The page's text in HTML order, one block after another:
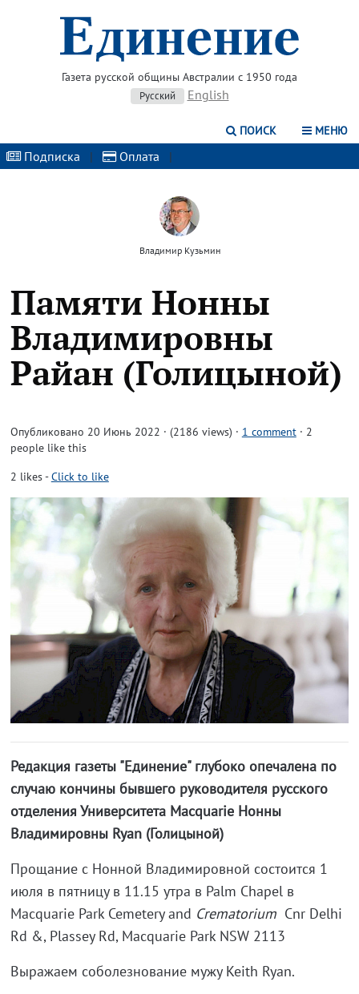
Газета русской общины Австралии с 1950 года
Русский English
ПОИСК МЕНЮ
Подписка | Оплата |
Владимир Кузьмин
Памяти Нонны
Владимировны
Райан (Голицыной)
Опубликовано 20 Июнь 2022 · (2186 views) · 1 comment · 2
people like this
2 likes-Click to like
Редакция газеты "Единение" глубоко опечалена по
случаю кончины бывшего руководителя русского
отделения Университета Macquarie Нонны
Владимировны Ryan (Голицыной)
Прощание с Нонной Владимировной состоится 1
июля в пятницу в 11.15 утра в Palm Chapel в
Macquarie Park Cemetery and Crematorium Cnr Delhi
Rd &, Plassey Rd, Macquarie Park NSW 2113
Выражаем соболезнование мужу Keith Ryan.